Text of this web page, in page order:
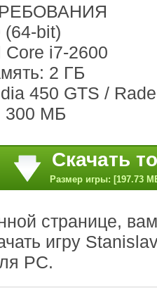
bit)
i7-2600
2 ГБ
450 GTS /
300 МБ
Скачать
Размер игры: [197.73
странице,
игру
PC.